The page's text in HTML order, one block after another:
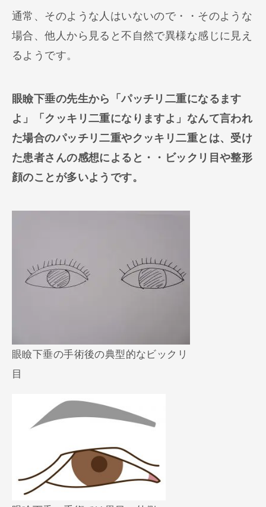
通常、そのような人はいないので・・そのような
場合、他人から見ると不自然で異様な感じに見え
るようです。
眼瞼下垂の先生から「パッチリ二重になるます
よ」「クッキリ二重になりますよ」なんて言われ
た場合のパッチリ二重やクッキリ二重とは、受け
た患者さんの感想によると・・ビックリ目や整形
顔のことが多いようです。
眼瞼下垂の手術後の典型的なビックリ
目